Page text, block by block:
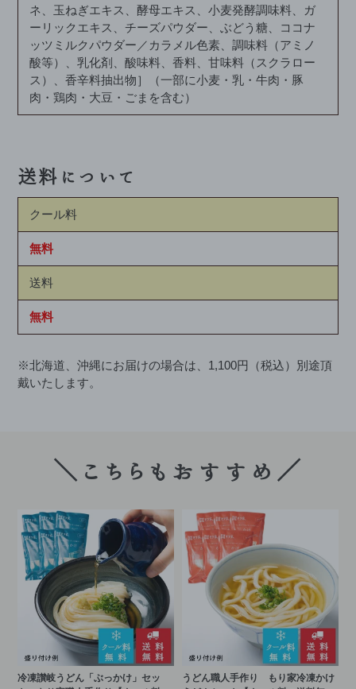
ネ、玉ねぎエキス、酵母エキス、小麦発酵調味料、ガ
ーリックエキス、チーズパウダー、ぶどう糖、ココナ
ッツミルクパウダー／カラメル色素、調味料（アミノ
酸等）、乳化剤、酸味料、香料、甘味料（スクラロー
ス）、香辛料抽出物］（一部に小麦・乳・牛肉・豚
肉・鶏肉・大豆・ごまを含む）
送料について
クール料
無料
送料
無料
※北海道、沖縄にお届けの場合は、1,100円（税込）別途頂
戴いたします。
＼こちらもおすすめ／
冷凍讃岐うどん「ぶっかけ」セッ
うどん職人手作り もり家冷凍かけ